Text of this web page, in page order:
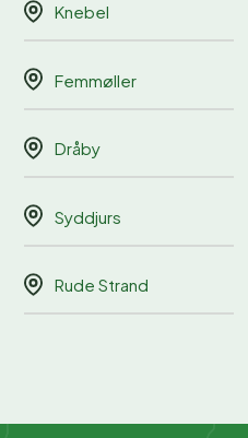
Knebel
Femmøller
Dråby
Syddjurs
Rude Strand